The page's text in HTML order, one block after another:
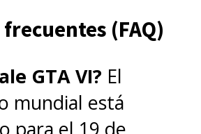
(FAQ)
GTA VI? El
mundial está